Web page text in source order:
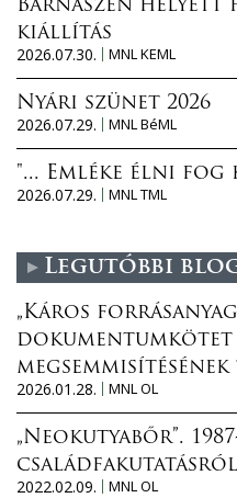
Barnaszén helyett
kiállítás
2026.07.30.
MNL KEML
Nyári szünet 2026
2026.07.29.
MNL BéML
"... Emléke élni
2026.07.29.
MNL TML
Legutóbbi
„Káros
dokumentumkötet
2026.01.28.
MNL OL
„Neokutyabőr”.
családfakutatásról
2022.02.09.
MNL OL